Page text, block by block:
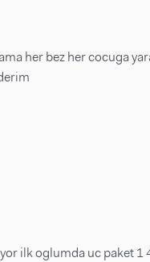
her bez her cocuga
ilk oglumda uc paket 1